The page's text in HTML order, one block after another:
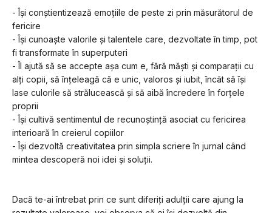
- Își conștientizează emoțiile de peste zi prin măsurătorul de
fericire
- Își cunoaște valorile și talentele care, dezvoltate în timp, pot
fi transformate în superputeri
- Îl ajută să se accepte așa cum e, fără măști și comparații cu
alți copii, să înțeleagă că e unic, valoros și iubit, încât să își
lase culorile să strălucească și să aibă încredere în forțele
proprii
- Își cultivă sentimentul de recunoştinţă asociat cu fericirea
interioară în creierul copiilor
- Își dezvoltă creativitatea prin simpla scriere în jurnal când
mintea descoperă noi idei și soluții.
Dacă te-ai întrebat prin ce sunt diferiți adulții care ajung la